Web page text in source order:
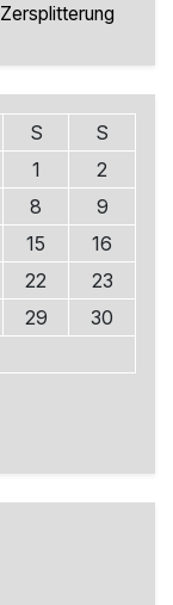
Zersplitterung
S
S
1
2
8
9
15
16
22
23
29
30